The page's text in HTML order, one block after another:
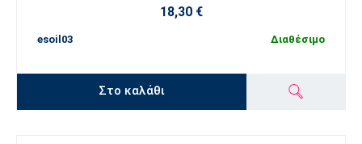
18,30 €
esoil03 Διαθέσιμο
Στο καλάθι